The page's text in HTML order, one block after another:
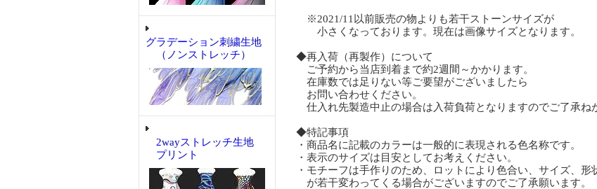
グラデーション刺繍生地
（ノンストレッチ）
2wayストレッチ生地
プリント
※2021/11以前販売の物よりも若干ストーンサイズが
小さくなっております。現在は画像サイズとなります。
◆再入荷（再製作）について
ご予約から当店到着まで約2週間～かかります。
在庫数では足りない等ご要望がございましたら
お問い合わせください。
仕入れ先製造中止の場合は入荷負荷となりますのでご了承ね
◆特記事項
・商品名に記載のカラーは一般的に表現される色名称です。
・表示のサイズは目安としてお考えください。
・モチーフは手作りのため、ロットにより色合い、サイズ、形
が若干変わってくる場合がございますのでご了承願います。